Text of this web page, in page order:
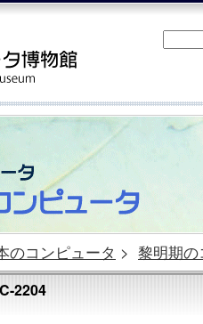
のコンピュータ > 黎明期
2204